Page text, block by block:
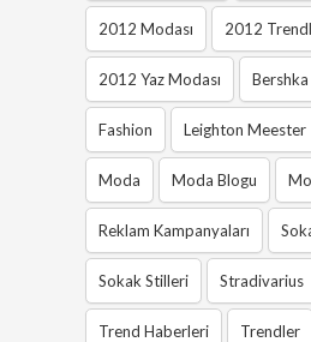
2012 Modası 2012
2012 Yaz Modası Bershka
Fashion Leighton Meester
Moda Moda Blogu
Reklam Kampanyaları
Sokak Stilleri Stradivarius
Trend Haberleri Trendler